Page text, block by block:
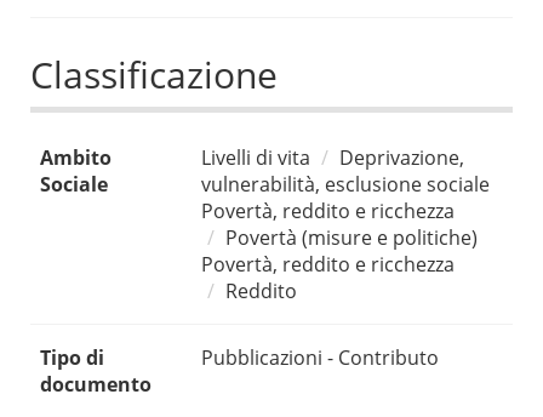
Classificazione
Ambito
Sociale
Livelli di vita
Deprivazione,
vulnerabilità, esclusione sociale
Povertà, reddito e ricchezza
Povertà (misure e politiche)
Povertà, reddito e ricchezza
Reddito
Tipo di
documento
Pubblicazioni - Contributo